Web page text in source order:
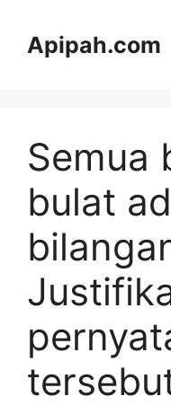
Apipah.com
Semua
bulat